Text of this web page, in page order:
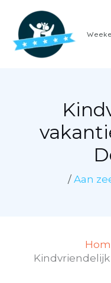
naar
de
inhoud
/ Aan